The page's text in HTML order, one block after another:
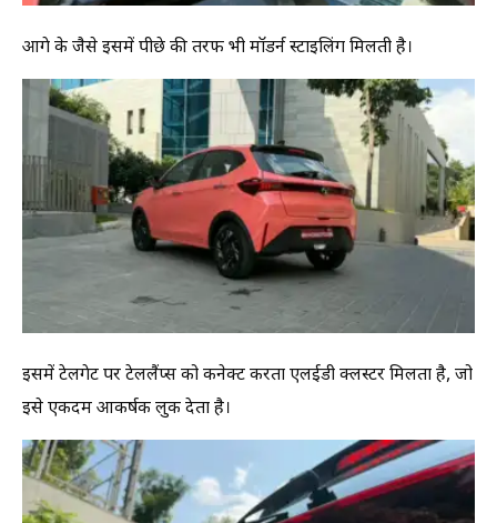
आगे के जैसे इसमें पीछे की तरफ भी मॉडर्न स्टाइलिंग मिलती है।
इसमें टेलगेट पर टेललैंप्स को कनेक्ट करता एलईडी क्लस्टर मिलता है, जो
इसे एकदम आकर्षक लुक देता है।